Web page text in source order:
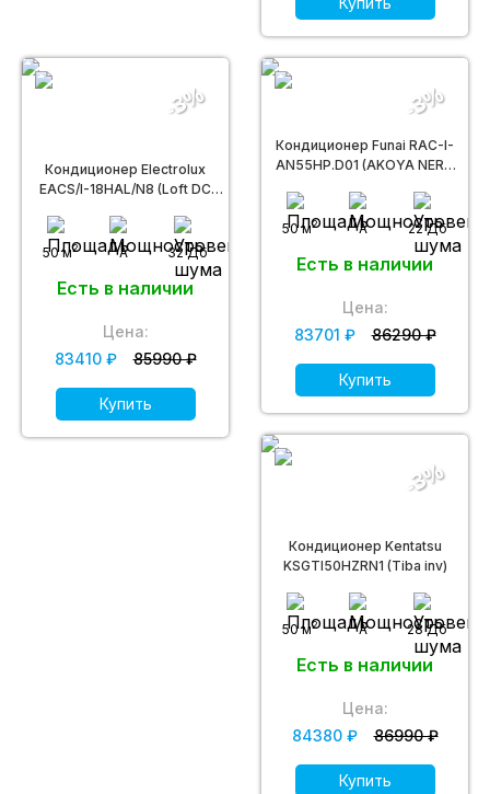
Кондиционер Electrolux
EACS/I-18HAL/N8 (Loft DC
50 м2 A 32 Дб
Есть в наличии
-3%
Цена:
83410 ₽
85990 ₽
Купить
Кондиционер Funai RAC-I-
AN55HP.D01 (AKOYA NERO
50 м2 A 22 Дб
Есть в наличии
-3%
Цена:
83701 ₽
86290 ₽
Купить
Кондиционер Kentatsu
KSGTI50HZRN1 (Tiba inv)
50 м2 A 28 Дб
Есть в наличии
-3%
Цена:
84380 ₽
86990 ₽
Купить